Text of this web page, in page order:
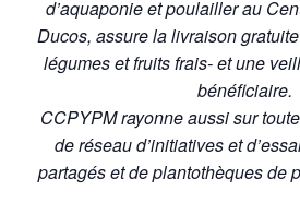
d’aquaponie et poulailler au
Ducos, assure la livraison
légumes et fruits frais- et une
bénéficiaire.
CCPYPM rayonne aussi sur
de réseau d’initiatives et
partagés et de plantothèques de